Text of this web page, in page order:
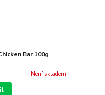
Bar 100g
Není skladem